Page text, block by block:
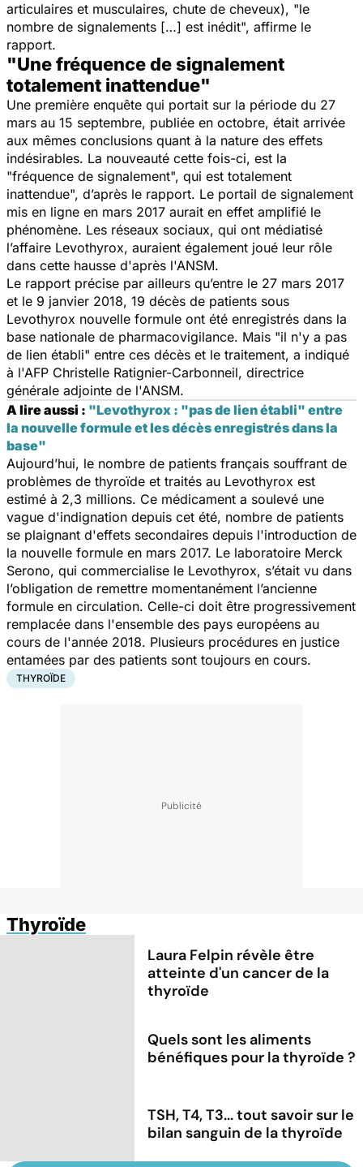
articulaires et musculaires, chute de cheveux), "le
nombre de signalements […] est inédit", affirme le
rapport.
"Une fréquence de signalement
totalement inattendue"
Une première enquête qui portait sur la période du 27
mars au 15 septembre, publiée en octobre, était arrivée
aux mêmes conclusions quant à la nature des effets
indésirables. La nouveauté cette fois-ci, est la
"fréquence de signalement", qui est totalement
inattendue", d’après le rapport. Le portail de signalement
mis en ligne en mars 2017 aurait en effet amplifié le
phénomène. Les réseaux sociaux, qui ont médiatisé
l’affaire Levothyrox, auraient également joué leur rôle
dans cette hausse d'après l'ANSM.
Le rapport précise par ailleurs qu’entre le 27 mars 2017
et le 9 janvier 2018, 19 décès de patients sous
Levothyrox nouvelle formule ont été enregistrés dans la
base nationale de pharmacovigilance. Mais "il n'y a pas
de lien établi" entre ces décès et le traitement, a indiqué
à l'AFP Christelle Ratignier-Carbonneil, directrice
générale adjointe de l'ANSM.
A lire aussi : "Levothyrox : "pas de lien établi" entre
la nouvelle formule et les décès enregistrés dans la
base"
Aujourd’hui, le nombre de patients français souffrant de
problèmes de thyroïde et traités au Levothyrox est
estimé à 2,3 millions. Ce médicament a soulevé une
vague d'indignation depuis cet été, nombre de patients
se plaignant d'effets secondaires depuis l'introduction de
la nouvelle formule en mars 2017. Le laboratoire Merck
Serono, qui commercialise le Levothyrox, s’était vu dans
l’obligation de remettre momentanément l’ancienne
formule en circulation. Celle-ci doit être progressivement
remplacée dans l'ensemble des pays européens au
cours de l'année 2018. Plusieurs procédures en justice
entamées par des patients sont toujours en cours.
THYROÏDE
Thyroïde
Laura Felpin révèle être
atteinte d'un cancer de la
thyroïde
Quels sont les aliments
bénéfiques pour la thyroïde ?
TSH, T4, T3... tout savoir sur le
bilan sanguin de la thyroïde